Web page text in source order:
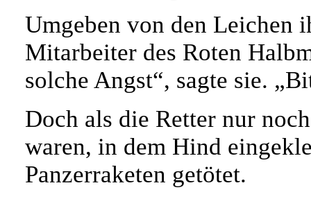
Umgeben von den Leichen
Mitarbeiter des Roten
solche Angst“, sagte sie.
Doch als die Retter nur
waren, in dem Hind
Panzerraketen getötet.